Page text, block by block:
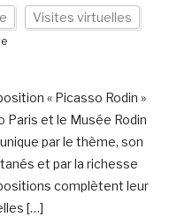
Visites virtuelles
« Picasso Rodin »
Paris et le Musée Rodin
par le thème, son
et par la richesse
complètent leur
[…]